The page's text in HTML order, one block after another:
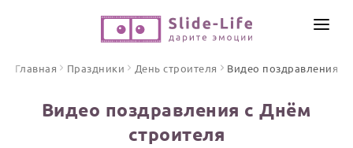
ИНСТРУМЕНТЫ
Главная Праздники День строителя Видео поздравления
Видео поздравления с Днём
строителя